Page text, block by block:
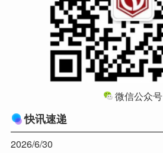
微信公众号
快讯速递
2026/6/30